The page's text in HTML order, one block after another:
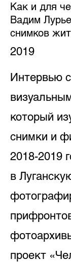
Как и для
Вадим
снимков
2019
Интервью
который
снимки и
2018-2019
в
проект